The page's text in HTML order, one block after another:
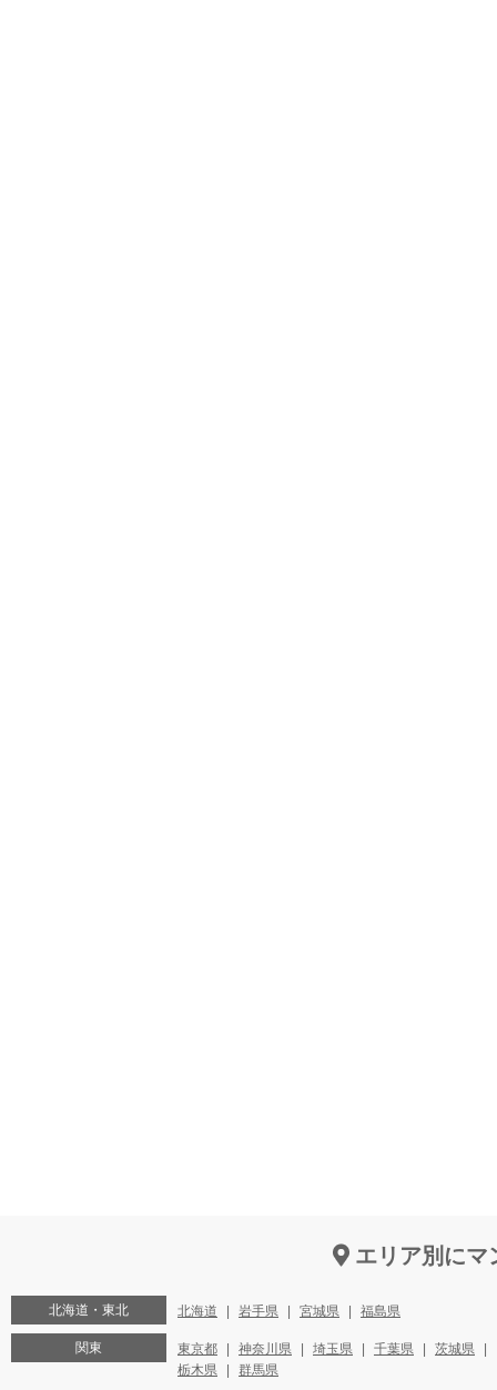
エリア別にマ
北海道・東北 北海道 岩手県 宮城県 福島県
関東 東京都 神奈川県 埼玉県 千葉県
茨城県
栃木県
群馬県